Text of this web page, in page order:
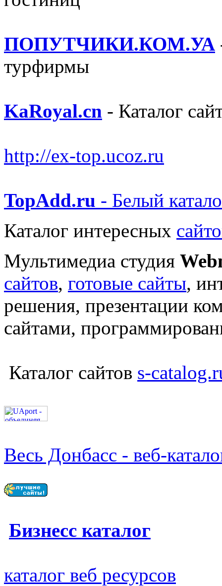
ПОПУТЧИКИ.КОМ.УА
турфирмы
KaRoyal.cn - Каталог
http://ex-top.ucoz.ru
TopAdd.ru - Белый
Каталог интересных
Мультимедиа студия
сайтов, готовые сайты,
решения, презентации
сайтами,
Каталог сайтов s-
Весь Донбасс - веб-
Бизнесс каталог
каталог веб ресурсов